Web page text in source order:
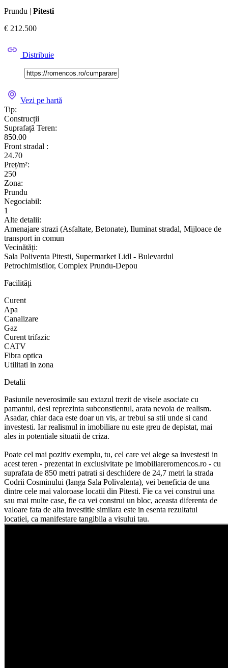
Prundu | Pitesti
€ 212.500
Distribuie
Vezi pe hartă
Tip:
Construcții
Suprafață Teren:
850.00
Front stradal :
24.70
Preț/m²:
250
Zona:
Prundu
Negociabil:
1
Alte detalii:
Amenajare strazi (Asfaltate, Betonate), Iluminat stradal, Mijloace de
transport in comun
Vecinătăți:
Sala Poliventa Pitesti, Supermarket Lidl - Bulevardul
Petrochimistilor, Complex Prundu-Depou
Facilități
Curent
Apa
Canalizare
Gaz
Curent trifazic
CATV
Fibra optica
Utilitati in zona
Detalii
Pasiunile neverosimile sau extazul trezit de visele asociate cu
pamantul, desi reprezinta subconstientul, arata nevoia de realism.
Asadar, chiar daca este doar un vis, ar trebui sa stii unde si cand
investesti. Iar realismul in imobiliare nu este greu de depistat, mai
ales in potentiale situatii de criza.
Poate cel mai pozitiv exemplu, tu, cel care vei alege sa investesti in
acest teren - prezentat in exclusivitate pe imobiliareromencos.ro - cu
suprafata de 850 metri patrati si deschidere de 24,7 metri la strada
Codrii Cosminului (langa Sala Polivalenta), vei beneficia de una
dintre cele mai valoroase locatii din Pitesti. Fie ca vei construi una
sau mai multe case, fie ca vei construi un bloc, aceasta diferenta de
valoare fata de alta investitie similara este in esenta rezultatul
locatiei, ca manifestare tangibila a visului tau.